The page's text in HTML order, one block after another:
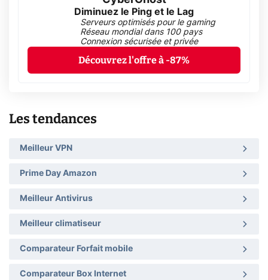
Diminuez le Ping et le Lag
Serveurs optimisés pour le gaming
Réseau mondial dans 100 pays
Connexion sécurisée et privée
Découvrez l'offre à -87%
Les tendances
Meilleur VPN
Prime Day Amazon
Meilleur Antivirus
Meilleur climatiseur
Comparateur Forfait mobile
Comparateur Box Internet